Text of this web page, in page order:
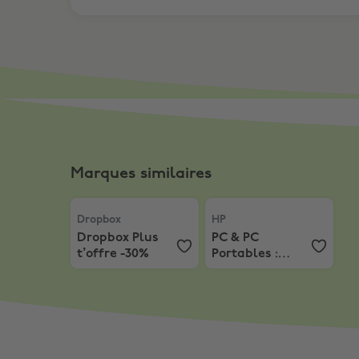
Marques similaires
Dropbox
Dropbox Plus
t’offre -30%
HP
PC & PC
Portables :
Jusqu'à 7% sur